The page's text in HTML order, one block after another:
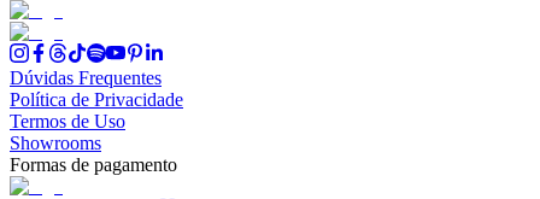
Dúvidas Frequentes
Política de Privacidade
Termos de Uso
Showrooms
Formas de pagamento